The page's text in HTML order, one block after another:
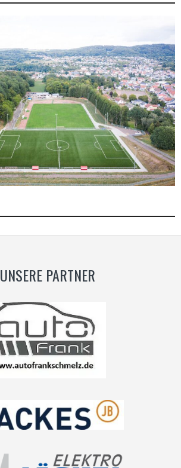
UNSERE PARTNER